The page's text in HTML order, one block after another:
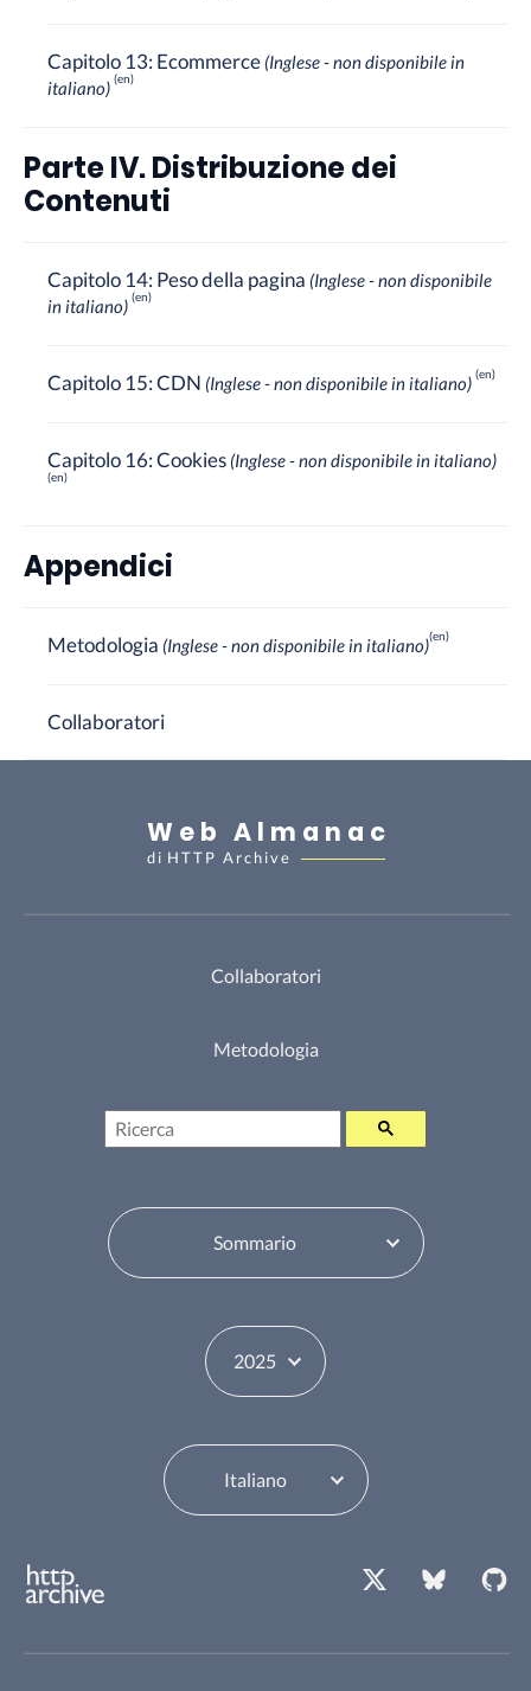
Capitolo 13: Ecommerce (Inglese - non disponibile in
italiano)
Parte IV. Distribuzione dei
Contenuti
Capitolo 14: Peso della pagina (Inglese - non disponibile
in italiano)
Capitolo 15: CDN (Inglese - non disponibile in italiano)
Capitolo 16: Cookies (Inglese - non disponibile in italiano)
Appendici
Metodologia (Inglese - non disponibile in italiano)
Collaboratori
Web Almanac
di HTTP Archive
Collaboratori
Metodologia
Ricerca
Seleziona sommario
Seleziona l’anno
Seleziona la lingua